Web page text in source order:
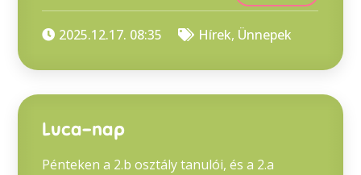
2025.12.17. 08:35 Hírek, Ünnepek
Luca-nap
Pénteken a 2.b osztály tanulói, és a 2.a